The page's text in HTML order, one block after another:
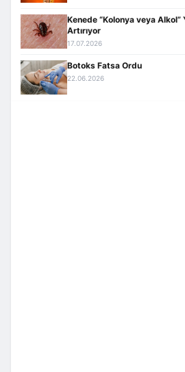
Kenede “Kolonya veya Alkol”
Artırıyor
17.07.2026
Botoks Fatsa Ordu
22.06.2026